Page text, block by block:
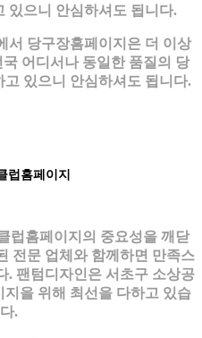
있으니 안심하셔도 됩니다.
서 당구장홈페이지은 더 이상
어디서나 동일한 품질의 당
있으니 안심하셔도 됩니다.
럽홈페이지
럽홈페이지의 중요성을 깨닫
전문 업체와 함께하면 만족스
. 팬텀디자인은 서초구 소상공
을 위해 최선을 다하고 있습
.